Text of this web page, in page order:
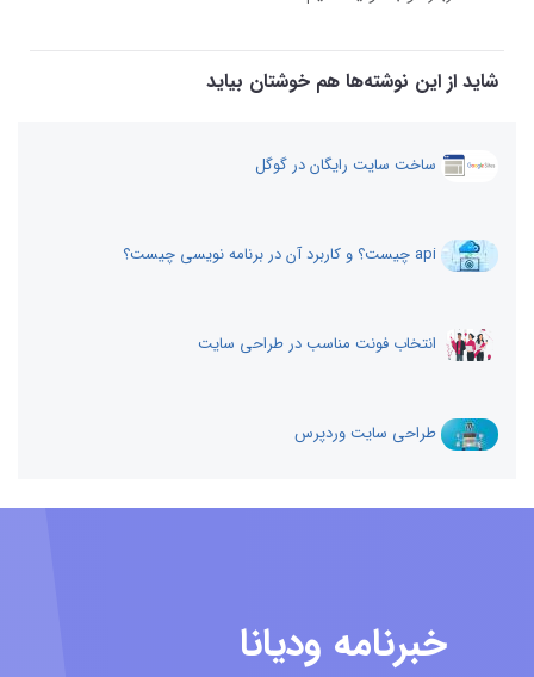
شاید از این نوشته‌ها هم خوشتان بیاید
ساخت سایت رایگان در گوگل
انتخاب فونت مناسب در طراحی سایت
طراحی سایت وردپرس
خبرنامه ودیانا